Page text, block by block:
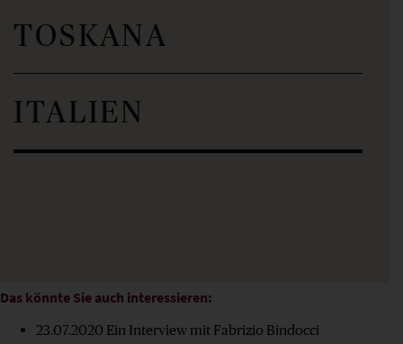
TOSKANA
ITALIEN
Das könnte Sie auch interessieren:
23.07.2020 Ein Interview mit Fabrizio Bindocci